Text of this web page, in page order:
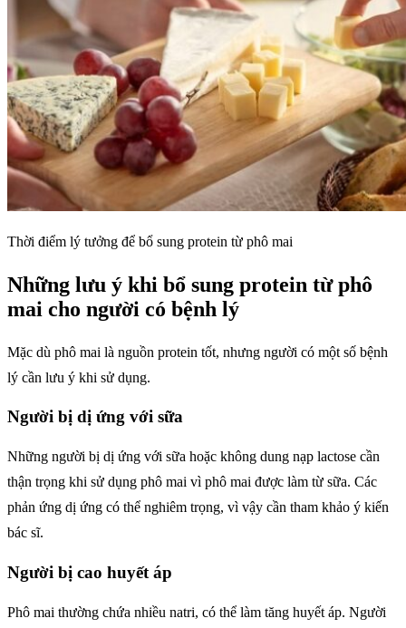
Thời điểm lý tưởng để bổ sung protein từ phô mai
Những lưu ý khi bổ sung protein từ phô
mai cho người có bệnh lý
Mặc dù phô mai là nguồn protein tốt, nhưng người có một số bệnh
lý cần lưu ý khi sử dụng.
Người bị dị ứng với sữa
Những người bị dị ứng với sữa hoặc không dung nạp lactose cần
thận trọng khi sử dụng phô mai vì phô mai được làm từ sữa. Các
phản ứng dị ứng có thể nghiêm trọng, vì vậy cần tham khảo ý kiến
bác sĩ.
Người bị cao huyết áp
Phô mai thường chứa nhiều natri, có thể làm tăng huyết áp. Người